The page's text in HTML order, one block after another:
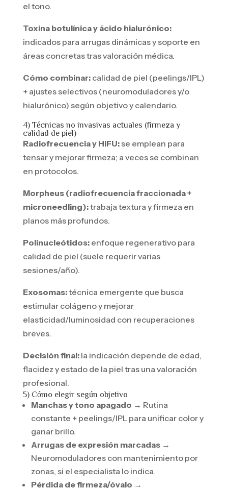
el tono.
Toxina botulínica y ácido hialurónico:
indicados para arrugas dinámicas y soporte en
áreas concretas tras valoración médica.
Cómo combinar:calidad de piel (peelings/IPL)
+ ajustes selectivos (neuromoduladores y/o
hialurónico) según objetivo y calendario.
4) Técnicas no invasivas actuales (firmeza y
calidad de piel)
Radiofrecuencia y HIFU:se emplean para
tensar y mejorar firmeza; a veces se combinan
en protocolos.
Morpheus (radiofrecuencia fraccionada +
microneedling):trabaja textura y firmeza en
planos más profundos.
Polinucleótidos:enfoque regenerativo para
calidad de piel (suele requerir varias
sesiones/año).
Exosomas:técnica emergente que busca
estimular colágeno y mejorar
elasticidad/luminosidad con recuperaciones
breves.
Decisión final:la indicación depende de edad,
flacidez y estado de la piel tras una valoración
profesional.
5) Cómo elegir según objetivo
Manchas y tono apagado → Rutina
constante + peelings/IPL para unificar color y
ganar brillo.
Arrugas de expresión marcadas→
Neuromoduladores con mantenimiento por
zonas, si el especialista lo indica.
Pérdida de firmeza/óvalo →